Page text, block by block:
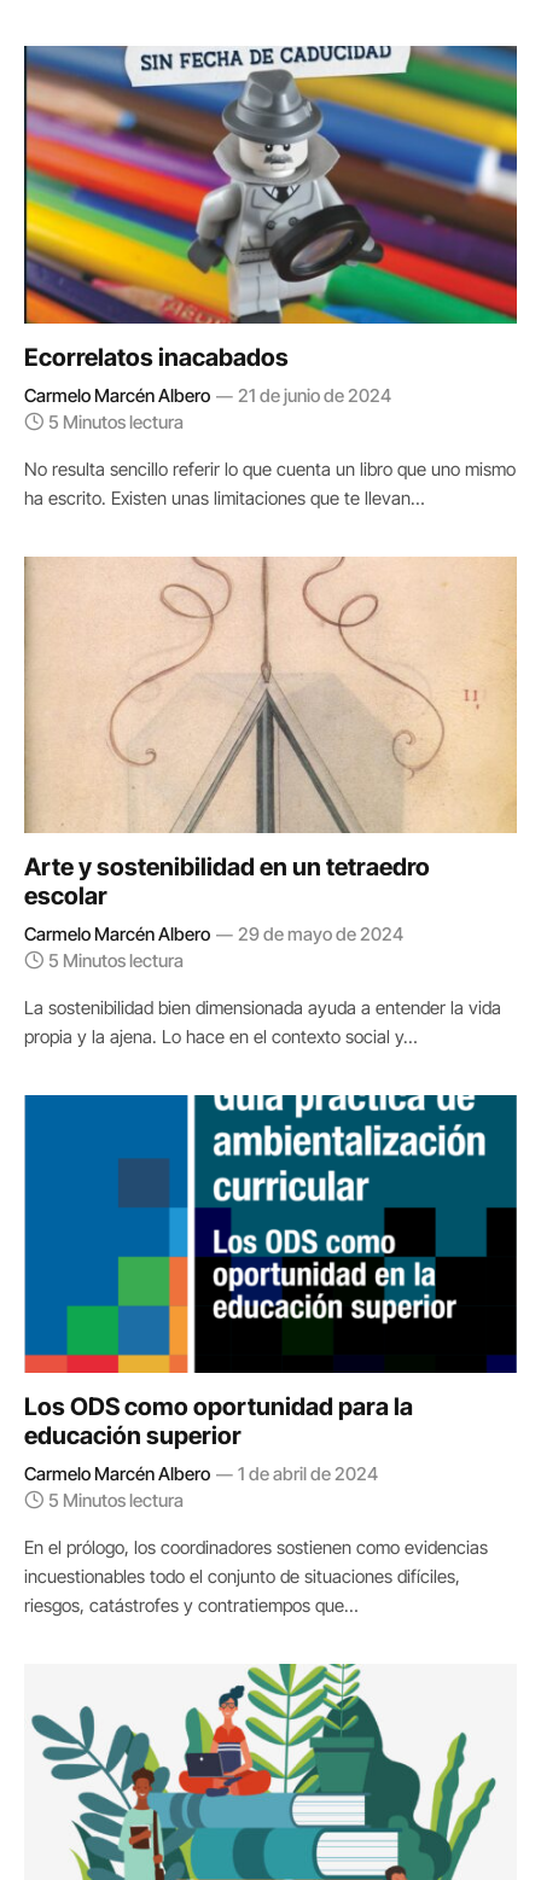
Ecorrelatos inacabados
Carmelo Marcén Albero
21 de junio de 2024
5 Minutos lectura
No resulta sencillo referir lo que cuenta un libro que uno mismo
ha escrito. Existen unas limitaciones que te llevan…
Arte y sostenibilidad en un tetraedro
escolar
Carmelo Marcén Albero
29 de mayo de 2024
5 Minutos lectura
La sostenibilidad bien dimensionada ayuda a entender la vida
propia y la ajena. Lo hace en el contexto social y…
Los ODS como oportunidad para la
educación superior
Carmelo Marcén Albero
1 de abril de 2024
5 Minutos lectura
En el prólogo, los coordinadores sostienen como evidencias
incuestionables todo el con­junto de situaciones difíciles,
riesgos, catástrofes y contratiempos que…